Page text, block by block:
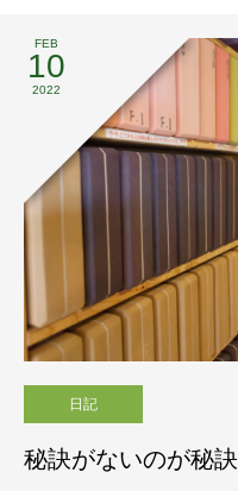
FEB
10
2022
日記
秘訣がないのが秘訣